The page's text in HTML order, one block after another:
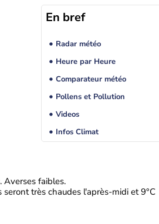
En bref
Radar météo
Heure par Heure
Comparateur météo
Pollens et Pollution
Videos
Infos Climat
Averses faibles.
très chaudes l'après-midi et 9°C